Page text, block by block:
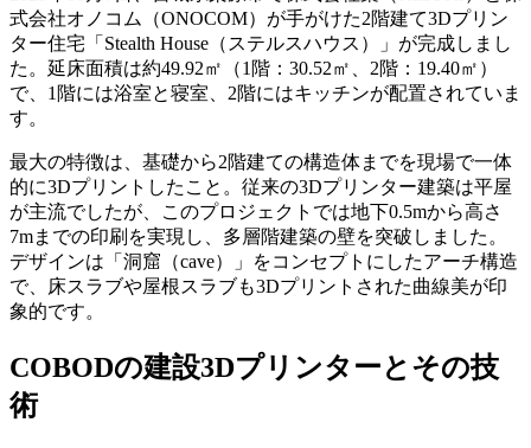
式会社オノコム（ONOCOM）が手がけた2階建て3Dプリン
ター住宅「Stealth House（ステルスハウス）」が完成しまし
た。延床面積は約49.92㎡（1階：30.52㎡、2階：19.40㎡）
で、1階には浴室と寝室、2階にはキッチンが配置されていま
す。
最大の特徴は、基礎から2階建ての構造体までを現場で一体
的に3Dプリントしたこと。従来の3Dプリンター建築は平屋
が主流でしたが、このプロジェクトでは地下0.5mから高さ
7mまでの印刷を実現し、多層階建築の壁を突破しました。
デザインは「洞窟（cave）」をコンセプトにしたアーチ構造
で、床スラブや屋根スラブも3Dプリントされた曲線美が印
象的です。
COBODの建設3Dプリンターとその技
術